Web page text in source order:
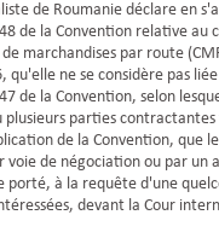
de Roumanie déclare en
de la Convention relative au
marchandises par route
qu'elle ne se considère pas
de la Convention, selon
plusieurs parties
de la Convention, que
voie de négociation ou par un
porté, à la requête d'une
devant la Cour